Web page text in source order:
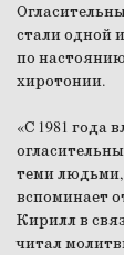
стали одной
по
хиротонии.
«С 1981 года
теми
вспоминает
Кирилл в
читал